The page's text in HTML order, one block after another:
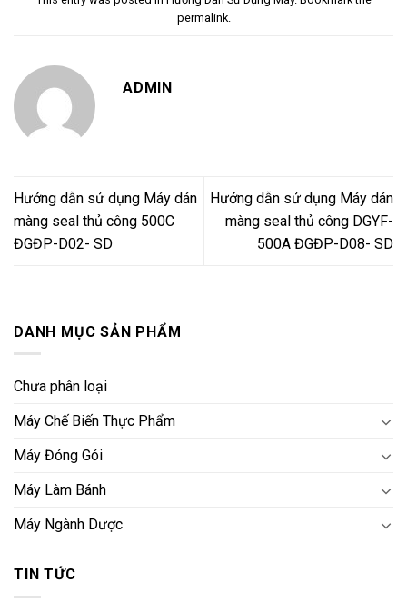
permalink.
ADMIN
Hướng dẫn sử dụng Máy dán
màng seal thủ công 500C
ĐGĐP-D02- SD
Hướng dẫn sử dụng Máy dán
màng seal thủ công DGYF-
500A ĐGĐP-D08- SD
DANH MỤC SẢN PHẨM
Chưa phân loại
Máy Chế Biến Thực Phẩm
Máy Đóng Gói
Máy Làm Bánh
Máy Ngành Dược
TIN TỨC